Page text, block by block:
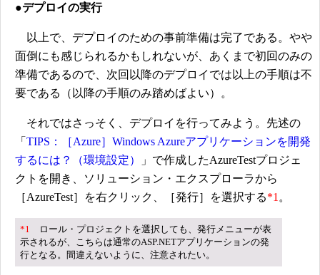
●デプロイの実行
以上で、デプロイのための事前準備は完了である。やや
面倒にも感じられるかもしれないが、あくまで初回のみの
準備であるので、次回以降のデプロイでは以上の手順は不
要である（以降の手順のみ踏めばよい）。
それではさっそく、デプロイを行ってみよう。先述の
「 TIPS：［Azure］Windows Azureアプリケーションを開発
するには？（環境設定）
」で作成したAzureTestプロジェ
クトを開き、ソリューション・エクスプローラから
［AzureTest］を右クリック、［発行］を選択する*1 。
*1 ロール・プロジェクトを選択しても、発行メニューが表
示されるが、こちらは通常のASP.NETアプリケーションの発
行となる。間違えないように、注意されたい。